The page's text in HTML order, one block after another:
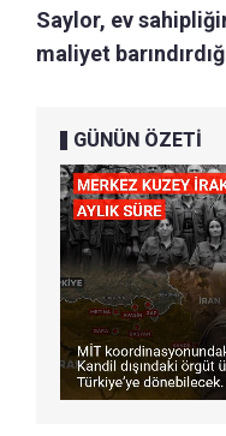
Saylor, ev
maliyet
GÜNÜN ÖZETİ